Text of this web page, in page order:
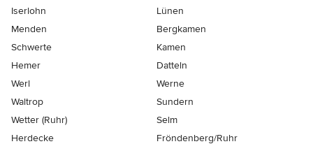
Iserlohn
Lünen
Menden
Bergkamen
Schwerte
Kamen
Hemer
Datteln
Werl
Werne
Waltrop
Sundern
Wetter (Ruhr)
Selm
Herdecke
Fröndenberg/Ruhr